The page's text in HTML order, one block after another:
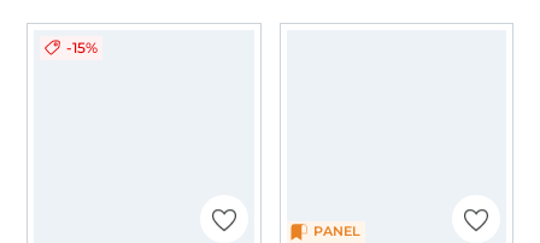
-15%
PANEL